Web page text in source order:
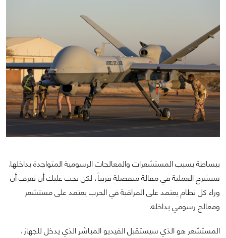
ببساطة بسبب المستشعرات والمعالجات الرسومية المتواجدة بداخلها.
سنشرح العملية في مقالة منفصلة قريباً، لكن يجب عليك أن تعرف أن
وراء كل نظام يعتمد على المراقبة في الحرب يعتمد على مستشعر
ومعالج رسومي بداخله.
المستشعر هو الذي سيستقبل الفيديو المباشر الذي يدخل للجهاز،